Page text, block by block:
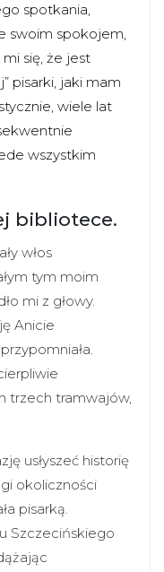
spotkania,
swoim spokojem,
się, że jest
pisarki, jaki mam
wiele lat
wszystkim
bibliotece.
włos
tym moim
mi z głowy.
Anicie
trzech tramwajów,
usłyszeć historię
okoliczności
pisarką.
Szczecińskiego